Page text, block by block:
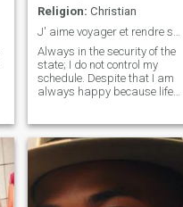
Religion: Christian
Always in the security of the
state; I do not control my
schedule. Despite that I am
always happy because life
my life is what remains of
course in tenderness. Have a
represent me in meetings
especially at the 45/566
seller.